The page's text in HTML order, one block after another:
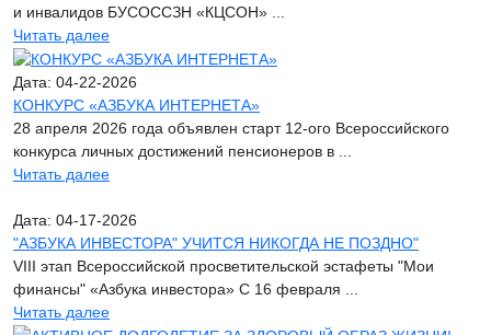
и инвалидов БУСОССЗН «КЦСОН» ...
Читать далее
Дата: 04-22-2026
КОНКУРС «АЗБУКА ИНТЕРНЕТА»
28 апреля 2026 года объявлен старт 12-ого Всероссийского
конкурса личных достижений пенсионеров в ...
Читать далее
Дата: 04-17-2026
"АЗБУКА ИНВЕСТОРА" УЧИТСЯ НИКОГДА НЕ ПОЗДНО"
VIII этап Всероссийской просветительской эстафеты "Мои
финансы" «Азбука инвестора» С 16 февраля ...
Читать далее